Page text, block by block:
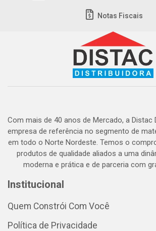
Notas Fiscais
Com mais de 40 anos de Mercado, a Distac
empresa de referência no segmento de
em todo o Norte Nordeste. Temos o
produtos de qualidade aliados a uma
moderna e prática e de parceria com
Institucional
Quem Constrói Com Você
Política de Privacidade